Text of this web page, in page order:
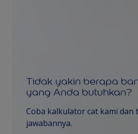
Tidak yakin berapa
yang Anda butuhkan?
Coba kalkulator cat kami dan
jawabannya.